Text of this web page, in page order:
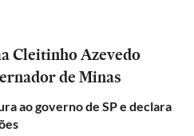
Cleitinho Azevedo
de Minas
ao governo de SP e declara